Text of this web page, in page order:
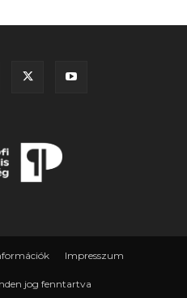
Impresszum
jog fenntartva